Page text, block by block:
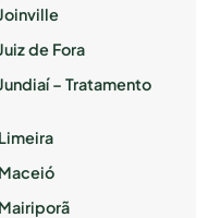
de Fora
– Tratamento